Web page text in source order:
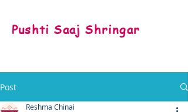
Pushti Saaj Shringar
Post
Reshma Chinai